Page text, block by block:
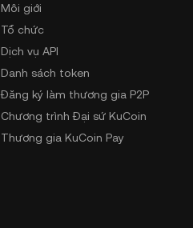
Môi giới
Tổ chức
Dịch vụ API
Danh sách token
Đăng ký làm thương gia P2P
Chương trình Đại sứ KuCoin
Thương gia KuCoin Pay